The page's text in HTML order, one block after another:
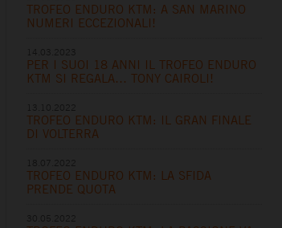
TROFEO ENDURO KTM: A SAN MARINO
NUMERI ECCEZIONALI!
PER I SUOI 18 ANNI IL TROFEO ENDURO
KTM SI REGALA… TONY CAIROLI!
TROFEO ENDURO KTM: IL GRAN FINALE
DI VOLTERRA
TROFEO ENDURO KTM: LA SFIDA
PRENDE QUOTA